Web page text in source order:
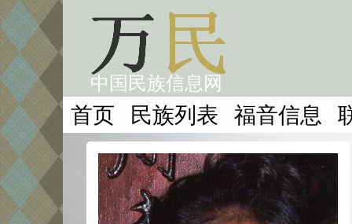
中国民族信息网
首页 民族列表 福音信息